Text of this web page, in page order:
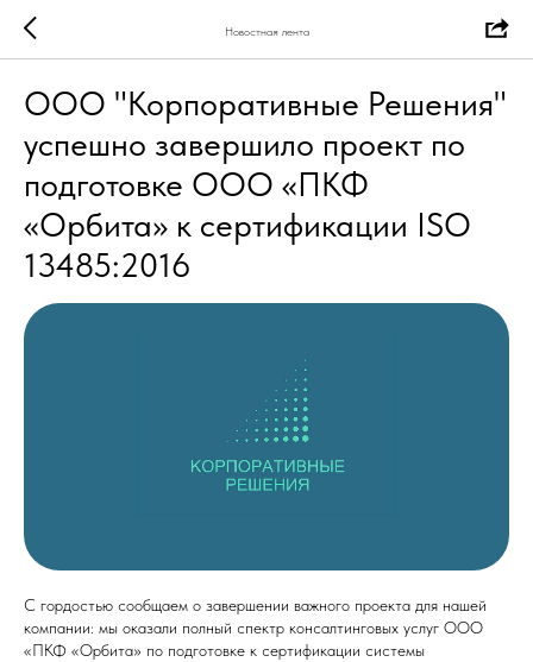
Новостная лента
ООО "Корпоративные Решения"
успешно завершило проект по
подготовке ООО «ПКФ
«Орбита» к сертификации ISO
13485:2016
С гордостью сообщаем о завершении важного проекта для нашей
компании: мы оказали полный спектр консалтинговых услуг ООО
«ПКФ «Орбита» по подготовке к сертификации системы